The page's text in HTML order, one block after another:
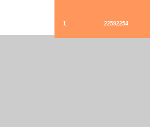
22592254